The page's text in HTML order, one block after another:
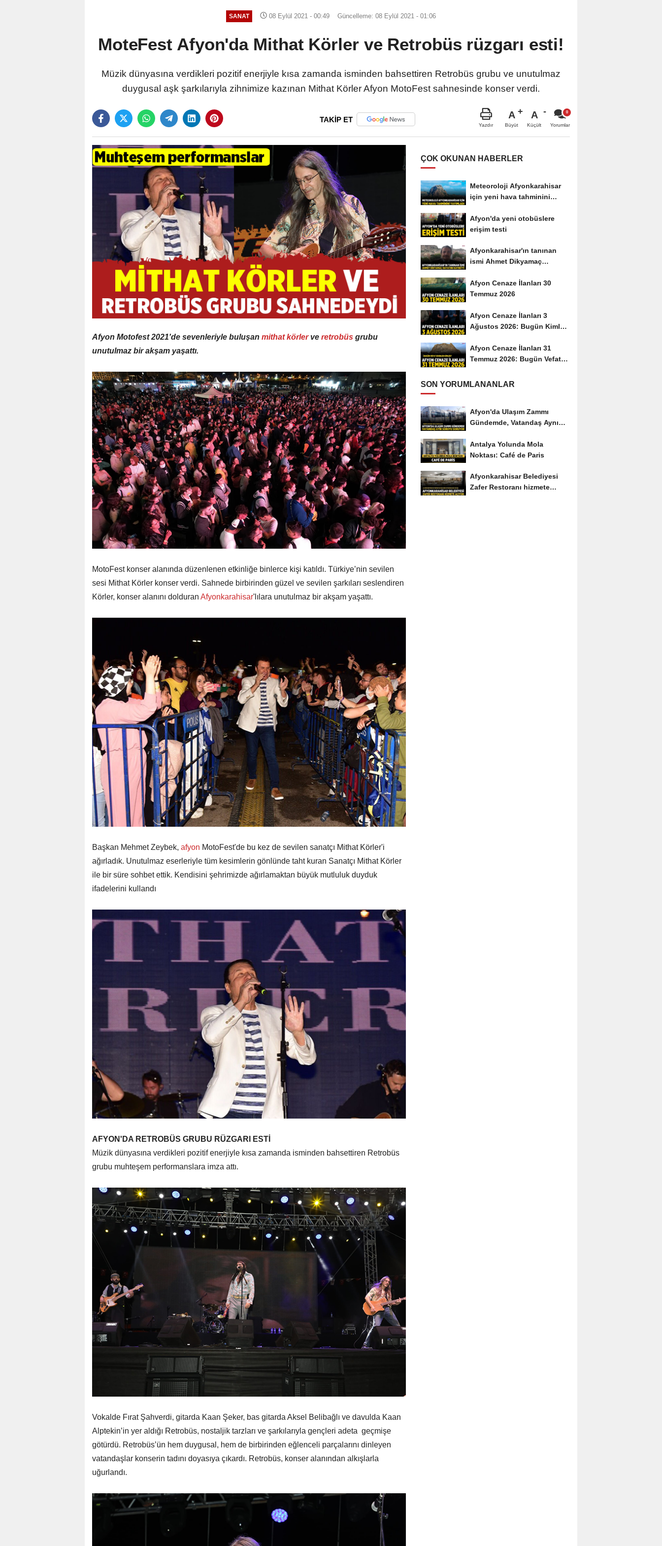
SANAT 08 Eylül 2021 - 00:49 Güncelleme: 08 Eylül 2021 - 01:06
MoteFest Afyon'da Mithat Körler ve Retrobüs rüzgarı esti!
Müzik dünyasına verdikleri pozitif enerjiyle kısa zamanda isminden bahsettiren Retrobüs grubu ve unutulmaz
duygusal aşk şarkılarıyla zihnimize kazınan Mithat Körler Afyon MotoFest sahnesinde konser verdi.
TAKİP ET
Yazdır
A
Büyüt
A
Küçült Yorumlar
Afyon Motofest 2021'de sevenleriyle buluşan mithat körler ve retrobüs grubu
unutulmaz bir akşam yaşattı.
MotoFest konser alanında düzenlenen etkinliğe binlerce kişi katıldı. Türkiye’nin sevilen
sesi Mithat Körler konser verdi. Sahnede birbirinden güzel ve sevilen şarkıları seslendiren
Körler, konser alanını dolduran Afyonkarahisar'lılara unutulmaz bir akşam yaşattı.
Başkan Mehmet Zeybek, afyon MotoFest'de bu kez de sevilen sanatçı Mithat Körler'i
ağırladık. Unutulmaz eserleriyle tüm kesimlerin gönlünde taht kuran Sanatçı Mithat Körler
ile bir süre sohbet ettik. Kendisini şehrimizde ağırlamaktan büyük mutluluk duyduk
ifadelerini kullandı
AFYON'DA RETROBÜS GRUBU RÜZGARI ESTİ
Müzik dünyasına verdikleri pozitif enerjiyle kısa zamanda isminden bahsettiren Retrobüs
grubu muhteşem performanslara imza attı.
Vokalde Fırat Şahverdi, gitarda Kaan Şeker, bas gitarda Aksel Belibağlı ve davulda Kaan
Alptekin’in yer aldığı Retrobüs, nostaljik tarzları ve şarkılarıyla gençleri adeta geçmişe
götürdü. Retrobüs’ün hem duygusal, hem de birbirinden eğlenceli parçalarını dinleyen
vatandaşlar konserin tadını doyasıya çıkardı. Retrobüs, konser alanından alkışlarla
uğurlandı.
ÇOK OKUNAN HABERLER
Meteoroloji Afyonkarahisar
için yeni hava tahminini
Afyon'da yeni otobüslere
erişim testi
Afyonkarahisar'ın tanınan
ismi Ahmet Dikyamaç
Afyon Cenaze İlanları 30
Temmuz 2026
Afyon Cenaze İlanları 3
Ağustos 2026: Bugün Kimler
Afyon Cenaze İlanları 31
Temmuz 2026: Bugün Vefat
SON YORUMLANANLAR
Afyon'da Ulaşım Zammı
Gündemde, Vatandaş Aynı
Antalya Yolunda Mola
Noktası: Café de Paris
Afyonkarahisar Belediyesi
Zafer Restoranı hizmete